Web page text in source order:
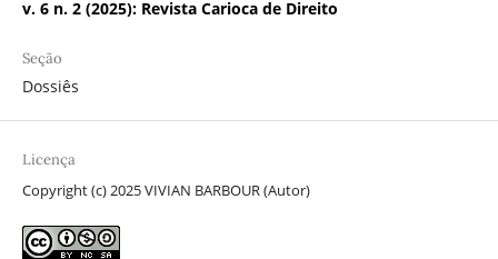
v. 6 n. 2 (2025): Revista Carioca de Direito
Seção
Dossiês
Licença
Copyright (c) 2025 VIVIAN BARBOUR (Autor)